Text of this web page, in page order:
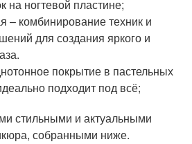
на ногтевой пластине;
– комбинирование техник и
для создания яркого и
покрытие в пастельных
подходит под всё;
стильными и актуальными
собранными ниже.